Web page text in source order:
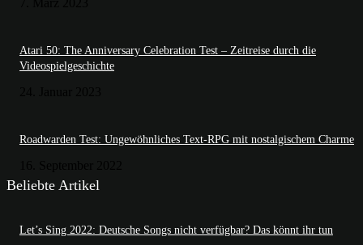
Atari 50: The Anniversary Celebration Test – Zeitreise durch die
Videospielgeschichte
Roadwarden Test: Ungewöhnliches Text-RPG mit nostalgischem Charme
Beliebte Artikel
Let’s Sing 2022: Deutsche Songs nicht verfügbar? Das könnt ihr tun